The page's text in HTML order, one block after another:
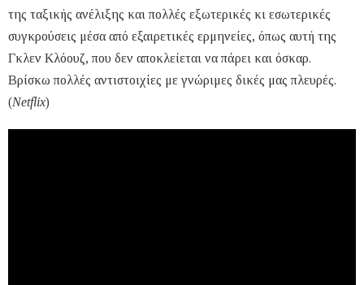
της ταξικής ανέλιξης και πολλές εξωτερικές κι εσωτερικές
συγκρούσεις μέσα από εξαιρετικές ερμηνείες, όπως αυτή της
Γκλεν Κλόουζ, που δεν αποκλείεται να πάρει και όσκαρ.
Βρίσκω πολλές αντιστοιχίες με γνώριμες δικές μας πλευρές.
(Netflix)